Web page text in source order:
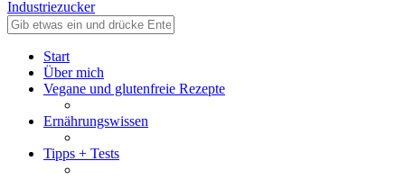
Start
Über mich
Vegane und glutenfreie Rezepte
Ernährungswissen
Tipps + Tests